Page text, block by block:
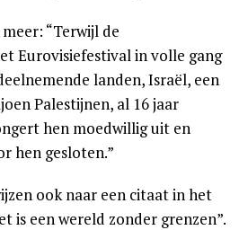
“Terwijl de
Eurovisiefestival in volle gang
landen, Israël, een
Palestijnen, al 16 jaar
hen moedwillig uit en
hen gesloten.”
ook naar een citaat in het
is een wereld zonder grenzen”.